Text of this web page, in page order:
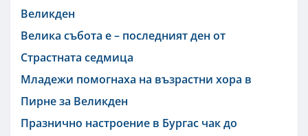
Великден
Велика събота е – последният ден от
Страстната седмица
Младежи помогнаха на възрастни хора в
Пирне за Великден
Празнично настроение в Бургас чак до